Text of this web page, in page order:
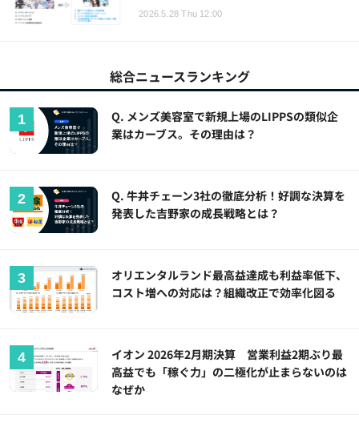
2026.5.28 Thu 12:00
総合ニュースランキング
Q. メンズ美容室で新規上場のLIPPSの類似企
業はカーブス。その理由は？
Q. 牛丼チェーン3社の徹底分析！好調な決算を
発表した吉野家の成長戦略とは？
オリエンタルランド最高益達成も利益率低下、
コスト増への対応は？組織改正で効率化図る
イオン 2026年2月期決算 営業利益2期ぶり最
高益でも「稼ぐ力」の二極化が止まらないのは
なぜか